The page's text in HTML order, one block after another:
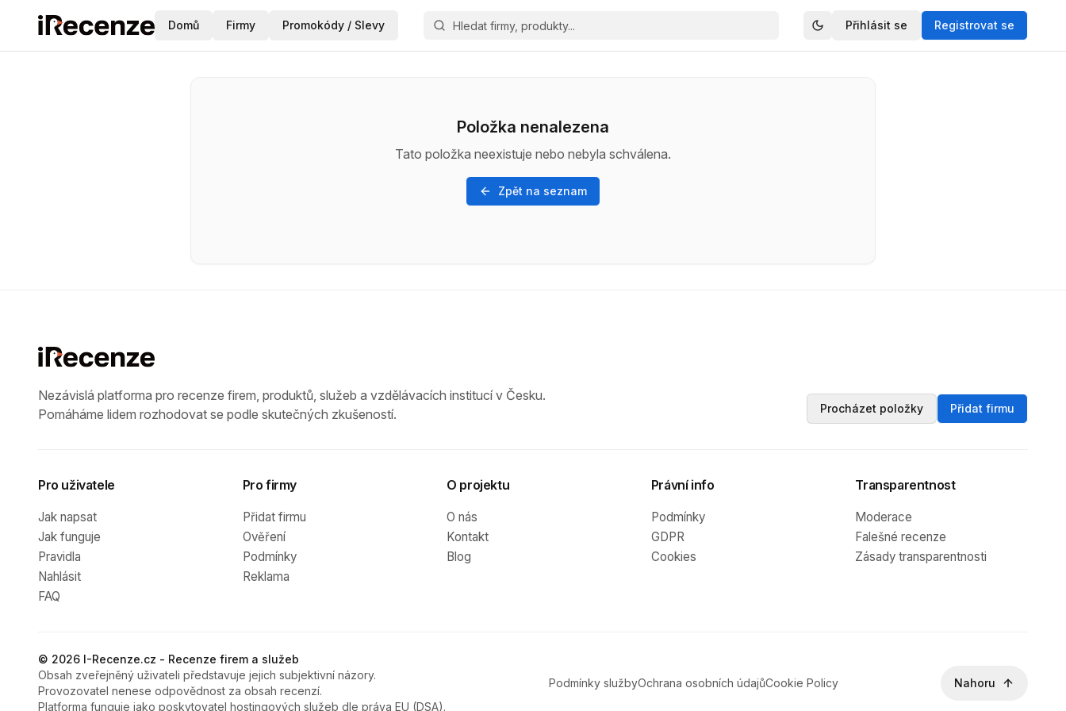
Domů Firmy Promokódy / Slevy Přihlásit se Registrovat se
Položka nenalezena
Tato položka neexistuje nebo nebyla schválena.
Zpět na seznam
Nezávislá platforma pro recenze firem, produktů, služeb a vzdělávacích institucí v Česku.
Pomáháme lidem rozhodovat se podle skutečných zkušeností.
Procházet položky Přidat firmu
Pro uživatele
Jak napsat
Jak funguje
Pravidla
Nahlásit
FAQ
Pro firmy
Přidat firmu
Ověření
Podmínky
Reklama
O projektu
O nás
Kontakt
Blog
Právní info
Podmínky
GDPR
Cookies
Transparentnost
Moderace
Falešné recenze
Zásady transparentnosti
© 2026 I-Recenze.cz - Recenze firem a služeb
Obsah zveřejněný uživateli představuje jejich subjektivní názory.
Provozovatel nenese odpovědnost za obsah recenzí.
Platforma funguje jako poskytovatel hostingových služeb dle práva EU (DSA).
Podmínky službyOchrana osobních údajůCookie Policy Nahoru